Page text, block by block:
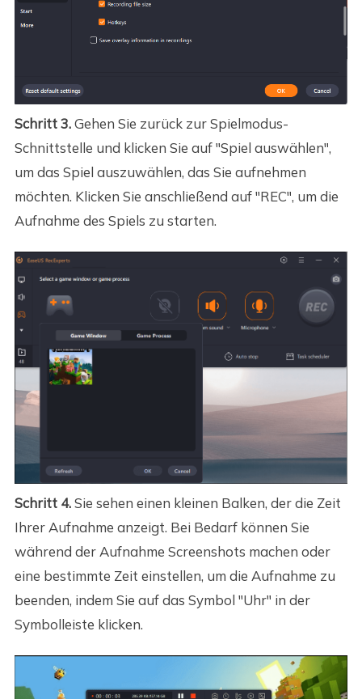
Schritt 3.Gehen Sie zurück zur Spielmodus-
Schnittstelle und klicken Sie auf "Spiel auswählen",
um das Spiel auszuwählen, das Sie aufnehmen
möchten. Klicken Sie anschließend auf "REC", um die
Aufnahme des Spiels zu starten.
Schritt 4.Sie sehen einen kleinen Balken, der die Zeit
Ihrer Aufnahme anzeigt. Bei Bedarf können Sie
während der Aufnahme Screenshots machen oder
eine bestimmte Zeit einstellen, um die Aufnahme zu
beenden, indem Sie auf das Symbol "Uhr" in der
Symbolleiste klicken.